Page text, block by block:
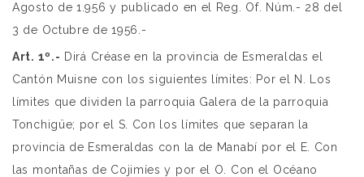
Agosto de 1.956 y publicado en el Reg. Of. Núm.- 28 del
3 de Octubre de 1956.-
Art. 1º.- Dirá Créase en la provincia de Esmeraldas el
Cantón Muisne con los siguientes límites: Por el N. Los
límites que dividen la parroquia Galera de la parroquia
Tonchigüe; por el S. Con los límites que separan la
provincia de Esmeraldas con la de Manabí por el E. Con
las montañas de Cojimíes y por el O. Con el Océano